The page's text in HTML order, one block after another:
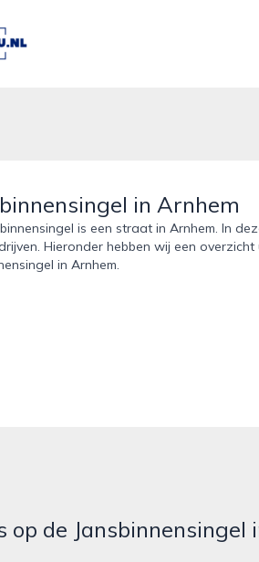
in Arnhem
is een straat in Arnhem. In
Hieronder hebben wij een
in Arnhem.
op de Jansbinnensingel